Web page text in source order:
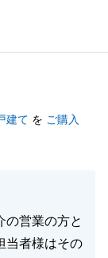
や、ご売却
建て を ご購入
の営業の方と
当者様はその